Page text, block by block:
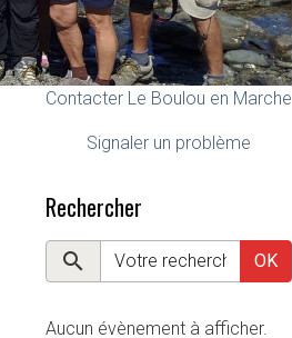
Contacter Le Boulou en Marche
Signaler un problème
Rechercher
OK
Aucun évènement à afficher.